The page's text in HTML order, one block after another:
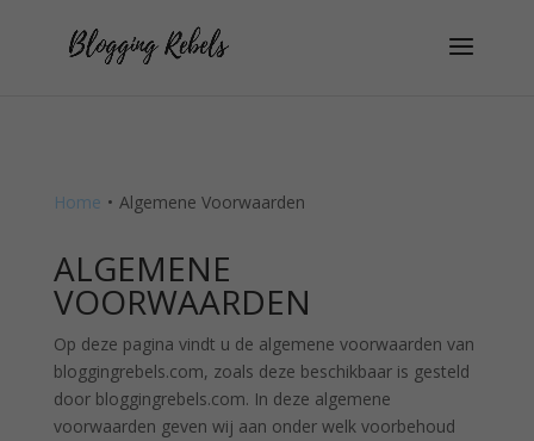
Home • Algemene Voorwaarden
ALGEMENE
VOORWAARDEN
Op deze pagina vindt u de algemene voorwaarden van
bloggingrebels.com, zoals deze beschikbaar is gesteld
door bloggingrebels.com. In deze algemene
voorwaarden geven wij aan onder welk voorbehoud